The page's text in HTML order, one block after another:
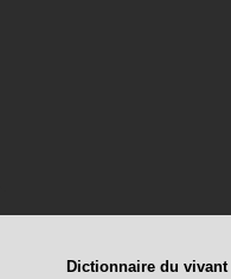
Dictionnaire du vivant